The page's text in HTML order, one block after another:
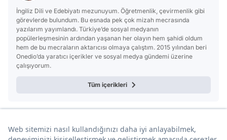
İngiliz Dili ve Edebiyatı mezunuyum. Öğretmenlik, çevirmenlik gibi
görevlerde bulundum. Bu esnada pek çok mizah mecrasında
yazılarım yayımlandı. Türkiye’de sosyal medyanın
popülerleşmesinin ardından yaşanan her olayın hem şahidi oldum
hem de bu mecraların aktarıcısı olmaya çalıştım. 2015 yılından beri
Onedio’da yaratıcı içerikler ve sosyal medya gündemi üzerine
çalışıyorum.
Tüm içerikleri
Sana Özel Seçtiklerimiz